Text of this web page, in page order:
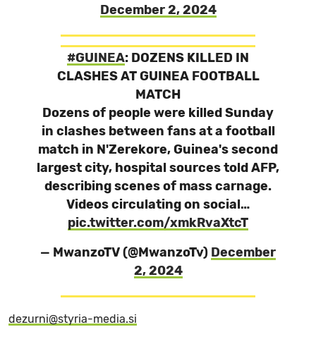
December 2, 2024
#GUINEA: DOZENS KILLED IN
CLASHES AT GUINEA FOOTBALL
MATCH
Dozens of people were killed Sunday
in clashes between fans at a football
match in N'Zerekore, Guinea's second
largest city, hospital sources told AFP,
describing scenes of mass carnage.
Videos circulating on social…
pic.twitter.com/xmkRvaXtcT
— MwanzoTV (@MwanzoTv) December
2, 2024
dezurni@styria-media.si